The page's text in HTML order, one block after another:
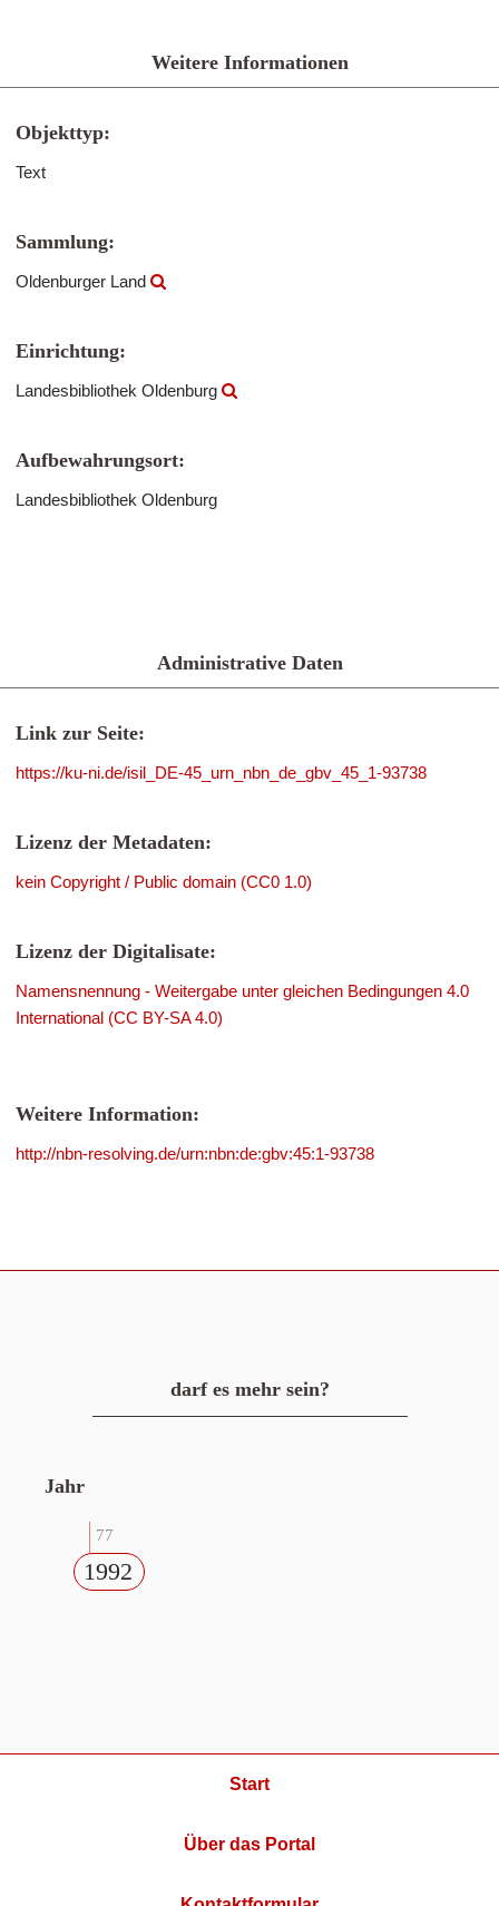
Weitere Informationen
Objekttyp:
Text
Sammlung:
Oldenburger Land
Einrichtung:
Landesbibliothek Oldenburg
Aufbewahrungsort:
Landesbibliothek Oldenburg
Administrative Daten
Link zur Seite:
https://ku-ni.de/isil_DE-45_urn_nbn_de_gbv_45_1-93738
Lizenz der Metadaten:
kein Copyright / Public domain (CC0 1.0)
Lizenz der Digitalisate:
Namensnennung - Weitergabe unter gleichen Bedingungen 4.0
International (CC BY-SA 4.0)
Weitere Information:
http://nbn-resolving.de/urn:nbn:de:gbv:45:1-93738
darf es mehr sein?
Jahr
77
1992
Start
Über das Portal